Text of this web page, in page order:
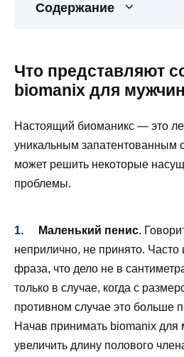
Содержание
Что представляют
biomanix для мужчин
Настоящий биоманикс — это
уникальным запатентованным
может решить некоторые
проблемы.
Маленький пенис.
неприлично, не принято. Часто
фраза, что дело не в
только в случае, когда с
противном случае это больше
Начав принимать biomanix
увеличить длину полового